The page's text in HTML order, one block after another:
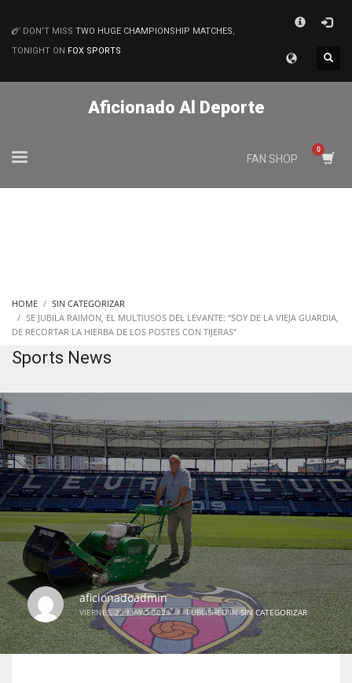
MATCHES
DON'T MISS TWO HUGE CHAMPIONSHIP MATCHES,
TONIGHT ON FOX SPORTS
Aficionado Al Deporte
FAN SHOP
HOME
SIN CATEGORIZAR
SE JUBILA RAIMON, EL MULTIUSOS DEL LEVANTE: “SOY DE LA VIEJA GUARDIA,
DE RECORTAR LA HIERBA DE LOS POSTES CON TIJERAS”
Sports News
aficionadoadmin
VIERNES, 22 MAYO 2026 / PUBLISHED IN SIN CATEGORIZAR